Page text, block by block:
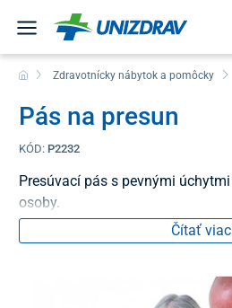
Zdravotnícky nábytok a pomôcky
Pás na presun
KÓD: P2232
Presúvací pás s pevnými
osoby.
Čítať viac